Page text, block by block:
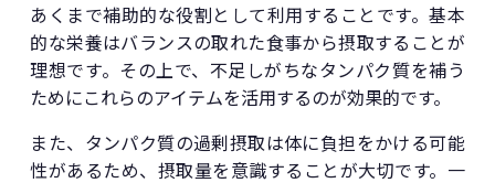
あくまで補助的な役割として利用することです。基本
的な栄養はバランスの取れた食事から摂取することが
理想です。その上で、不足しがちなタンパク質を補う
ためにこれらのアイテムを活用するのが効果的です。
また、タンパク質の過剰摂取は体に負担をかける可能
性があるため、摂取量を意識することが大切です。一